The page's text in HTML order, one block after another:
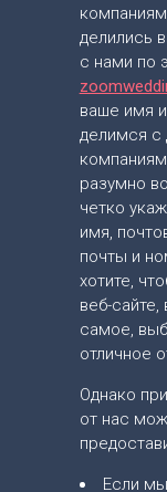
делились
с нами по
ваше имя
делимся с
разумно
четко
имя,
почты и
хотите,
веб-
самое,
отличное
Однако
от нас
Если